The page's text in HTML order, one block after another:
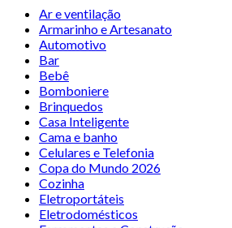
Ar e ventilação
Armarinho e Artesanato
Automotivo
Bar
Bebê
Bomboniere
Brinquedos
Casa Inteligente
Cama e banho
Celulares e Telefonia
Copa do Mundo 2026
Cozinha
Eletroportáteis
Eletrodomésticos